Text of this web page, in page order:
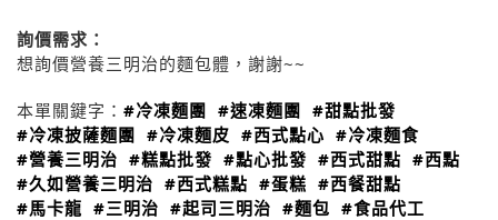
詢價需求：
想詢價營養三明治的麵包體，謝謝~~
本單關鍵字： #冷凍麵團 #速凍麵團 #甜點批發
#冷凍披薩麵團 #冷凍麵皮 #西式點心 #冷凍麵食
#營養三明治 #糕點批發 #點心批發 #西式甜點 #西點
#久如營養三明治 #西式糕點 #蛋糕 #西餐甜點
#馬卡龍 #三明治 #起司三明治 #麵包 #食品代工